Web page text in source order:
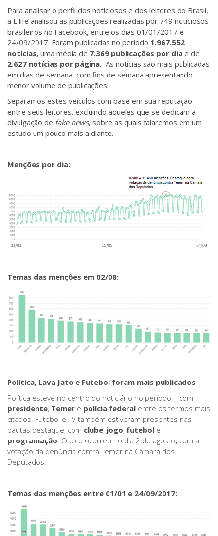
Para analisar o perfil dos noticiosos e dos leitores do Brasil,
a E.life analisou as publicações realizadas por 749 noticiosos
brasileiros no Facebook, entre os dias 01/01/2017 e
24/09/2017. Foram publicadas no período 1.967.552
notícias, uma média de 7.369 publicações por dia e de
2.627 notícias por página. As notícias são mais publicadas
em dias de semana, com fins de semana apresentando
menor volume de publicações.
Separamos estes veículos com base em sua reputação
entre seus leitores, excluindo aqueles que se dedicam a
divulgação de fake news, sobre as quais falaremos em um
estudo um pouco mais a diante.
Menções por dia:
Temas das menções em 02/08:
Política, Lava Jato e Futebol foram mais publicados
Política esteve no centro do noticiário no período – com
presidente, Temer e polícia federal entre os termos mais
citados. Futebol e TV também estiveram presentes nas
pautas destaque, com clube, jogo, futebol e
programação . O pico ocorreu no dia 2 de agosto, com a
votação da denúncia contra Temer na Câmara dos
Deputados.
Temas das menções entre 01/01 e 24/09/2017: